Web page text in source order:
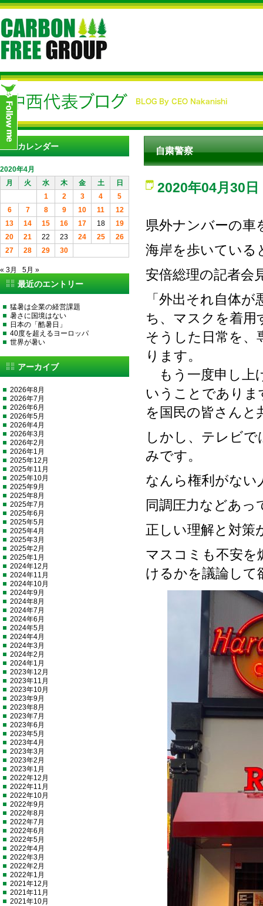
自粛警察
2020年04月30日
県外ナンバーの車
海岸を歩いている
安倍総理の記者会
「外出それ自体
ち、マスクを着用
そうした日常を、
ります。
もう一度申し上
いうことでありま
を国民の皆さんと
しかし、テレビ
みです。
なんら権利がない
同調圧力などあっ
正しい理解と対策
マスコミも不安を
けるかを議論して
カレンダー
2020年4月
月
火 水 木 金 土
日
1
2 3 4
5
6
7 8 9 10 11
12
13
14 15 16 17 18
19
20
21 22 23 24 25
26
27
28 29 30
« 3月 5月 »
最近のエントリー
猛暑は企業の経営課題
暑さに国境はない
日本の「酷暑日」
40度を超えるヨーロッパ
世界が暑い
アーカイブ
2026年8月
2026年7月
2026年6月
2026年5月
2026年4月
2026年3月
2026年2月
2026年1月
2025年12月
2025年11月
2025年10月
2025年9月
2025年8月
2025年7月
2025年6月
2025年5月
2025年4月
2025年3月
2025年2月
2025年1月
2024年12月
2024年11月
2024年10月
2024年9月
2024年8月
2024年7月
2024年6月
2024年5月
2024年4月
2024年3月
2024年2月
2024年1月
2023年12月
2023年11月
2023年10月
2023年9月
2023年8月
2023年7月
2023年6月
2023年5月
2023年4月
2023年3月
2023年2月
2023年1月
2022年12月
2022年11月
2022年10月
2022年9月
2022年8月
2022年7月
2022年6月
2022年5月
2022年4月
2022年3月
2022年2月
2022年1月
2021年12月
2021年11月
2021年10月